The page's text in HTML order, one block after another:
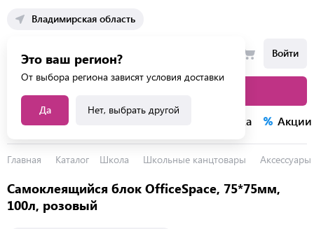
Владимирская область
Это ваш регион?
От выбора региона зависят условия доставки
Да Нет, выбрать другой
Войти
Каталог услуг Распродажа Акции
Главная Каталог Школа Школьные канцтовары
Самоклеящийся блок OfficeSpace, 75*75мм,
100л, розовый